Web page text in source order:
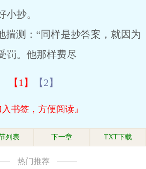
小抄。
测：“同样是抄答案，就因为
罚。他那样费尽
【1】 【2】
入书签，方便阅读』
列表 下一章 TXT下载
热门推荐